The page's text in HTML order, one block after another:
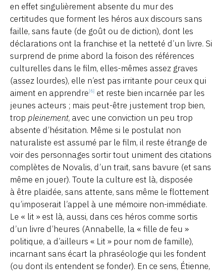
en effet singulièrement absente du mur des
certitudes que forment les héros aux discours sans
faille, sans faute (de goût ou de diction), dont les
déclarations ont la franchise et la netteté d’un livre. Si
surprend de prime abord la foison des références
culturelles dans le film, elles-mêmes assez graves
(assez lourdes), elle n’est pas irritante pour ceux qui
aiment en apprendre[6] et reste bien incarnée par les
jeunes acteurs ; mais peut-être justement trop bien,
trop pleinement, avec une conviction un peu trop
absente d’hésitation. Même si le postulat non
naturaliste est assumé par le film, il reste étrange de
voir des personnages sortir tout uniment des citations
complètes de Novalis, d’un trait, sans bavure (et sans
même en jouer). Toute la culture est là, disposée
à être plaidée, sans attente, sans même le flottement
qu’imposerait l’appel à une mémoire non-immédiate.
Le « lit » est là, aussi, dans ces héros comme sortis
d’un livre d’heures (Annabelle, la « fille de feu »
politique, a d’ailleurs « Lit » pour nom de famille),
incarnant sans écart la phraséologie qui les fondent
(ou dont ils entendent se fonder). En ce sens, Étienne,